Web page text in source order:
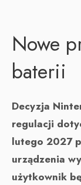
Nowe
baterii
Decyzja
regulacji
lutego 2027
urządzenia
użytkownik